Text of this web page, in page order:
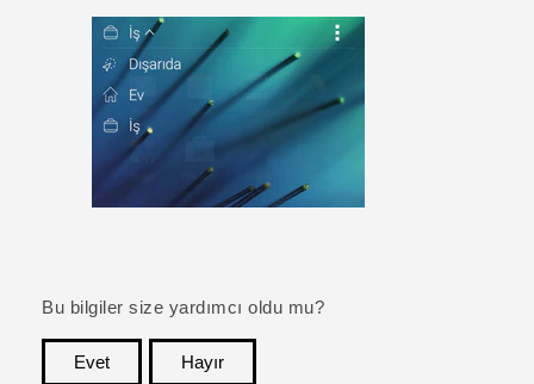
Bu bilgiler size yardımcı oldu mu?
Evet
Hayır